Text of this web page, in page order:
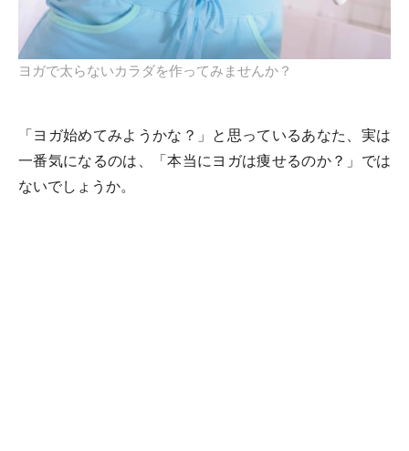
ヨガで太らないカラダを作ってみませんか？
「ヨガ始めてみようかな？」と思っているあなた、実は
一番気になるのは、「本当にヨガは痩せるのか？」では
ないでしょうか。